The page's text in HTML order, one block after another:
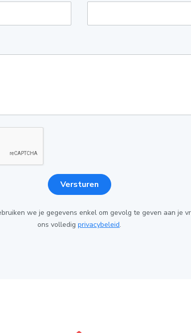
Versturen
we je gegevens enkel om gevolg te geven aan je
ons volledig privacybeleid.